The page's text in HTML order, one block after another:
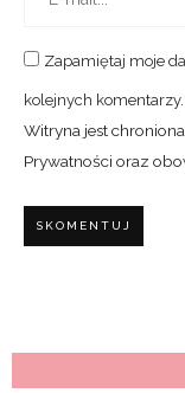
Zapamiętaj moje
kolejnych komentarzy.
Witryna jest
Prywatności oraz